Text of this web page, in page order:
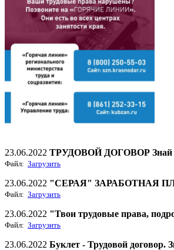
23.06.2022 ТРУДОВОЙ ДОГОВОР Знай
Файл: Загрузить
23.06.2022 "СЕРАЯ" ЗАРАБОТНАЯ
Файл: Загрузить
23.06.2022 "Твои трудовые права,
Файл: Загрузить
23.06.2022 Буклет - Трудовой договор.